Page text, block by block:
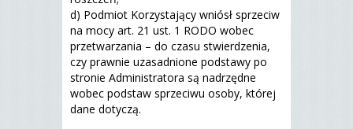
d) Podmiot Korzystający wniósł sprzeciw
na mocy art. 21 ust. 1 RODO wobec
przetwarzania – do czasu stwierdzenia,
czy prawnie uzasadnione podstawy po
stronie Administratora są nadrzędne
wobec podstaw sprzeciwu osoby, której
dane dotyczą.